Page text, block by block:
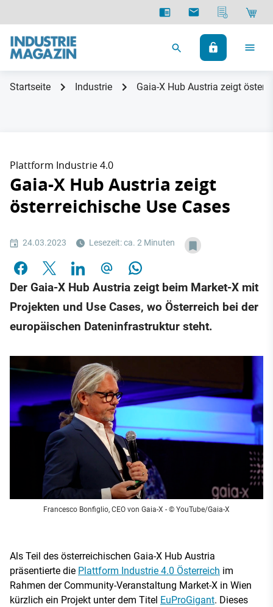
Startseite Industrie Gaia-X Hub Austria zeigt
Plattform Industrie 4.0
Gaia-X Hub Austria zeigt
österreichische Use Cases
24.03.2023 Lesezeit: ca. 2 Minuten
Der Gaia-X Hub Austria zeigt beim Market-X mit
Projekten und Use Cases, wo Österreich bei der
europäischen Dateninfrastruktur steht.
Francesco Bonfiglio, CEO von Gaia-X - © YouTube/Gaia-X
Als Teil des österreichischen Gaia-X Hub Austria
präsentierte die Plattform Industrie 4.0 Österreich im
Rahmen der Community-Veranstaltung Market-X in Wien
kürzlich ein Projekt unter dem Titel EuProGigant. Dieses